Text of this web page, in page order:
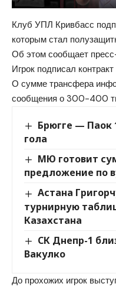
Клуб УПЛ Кривбасс
которым стал
Об этом сообщает
Игрок подписал
О сумме трансфера
сообщения о 300-400
Брюгге — Паок
гола
МЮ готовит
предложение по
Астана
турнирную
Казахстана
СК Днепр-1
Вакулко
До прохожих игрок